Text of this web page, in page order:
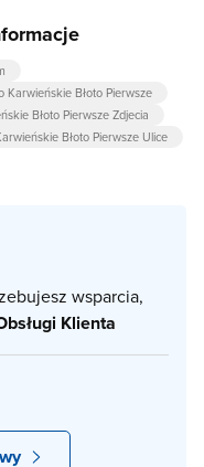
Karwieńskie Błoto Pierwsze
Błoto Pierwsze Zdjecia
Błoto Pierwsze Ulice
wsparcia,
Klienta